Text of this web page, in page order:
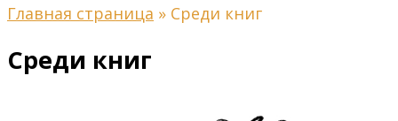
Главная страница » Среди книг
Среди книг